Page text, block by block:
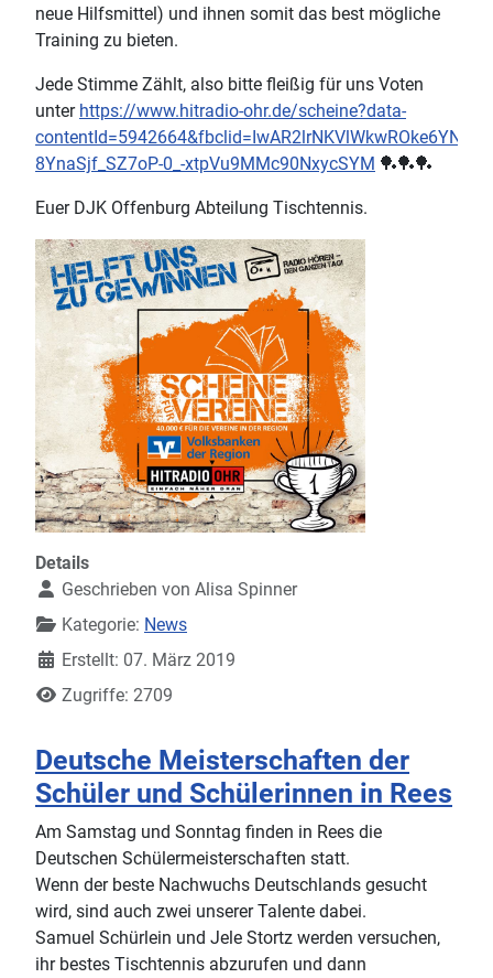
neue Hilfsmittel) und ihnen somit das best mögliche
Training zu bieten.
Jede Stimme Zählt, also bitte fleißig für uns Voten
unter https://www.hitradio-ohr.de/scheine?data-
8YnaSjf_SZ7oP-0_-xtpVu9MMc90NxycSYM 🏓🏓🏓
Euer DJK Offenburg Abteilung Tischtennis.
Details
Geschrieben von Alisa Spinner
Kategorie: News
Erstellt: 07. März 2019
Zugriffe: 2709
Deutsche Meisterschaften der
Schüler und Schülerinnen in Rees
Am Samstag und Sonntag finden in Rees die
Deutschen Schülermeisterschaften statt.
Wenn der beste Nachwuchs Deutschlands gesucht
wird, sind auch zwei unserer Talente dabei.
Samuel Schürlein und Jele Stortz werden versuchen,
ihr bestes Tischtennis abzurufen und dann